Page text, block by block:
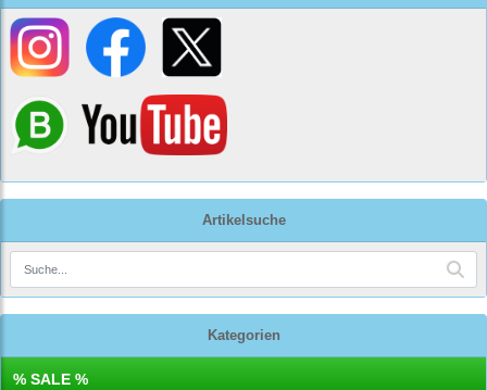
Artikelsuche
Kategorien
% SALE %